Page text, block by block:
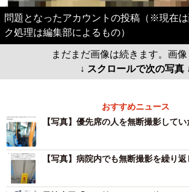
問題となったアカウントの投稿（※現在
ク処理は編集部によるもの）
まだまだ画像は続きます。画像
↓ スクロールで次の写真
おすすめニュース
【写真】優先席の人を無断撮影して
【写真】病院内でも無断撮影を繰り